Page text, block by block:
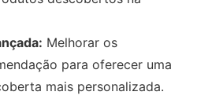
Melhorar os
para oferecer uma
mais personalizada.